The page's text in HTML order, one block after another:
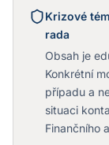
Krizové
rada
Obsah je
Konkrétní
případu a
situaci
Finančního